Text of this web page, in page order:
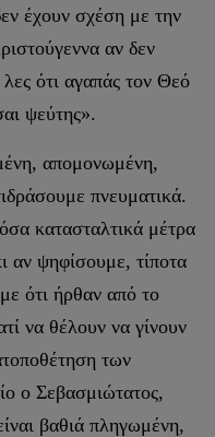
έχουν σχέση με την
αν δεν
ότι αγαπάς τον Θεό
ψεύτης».
απομονωμένη,
πνευματικά.
κατασταλτικά μέτρα
αν ψηφίσουμε, τίποτα
ότι ήρθαν από το
να θέλουν να γίνουν
των
ο Σεβασμιώτατος,
βαθιά πληγωμένη,